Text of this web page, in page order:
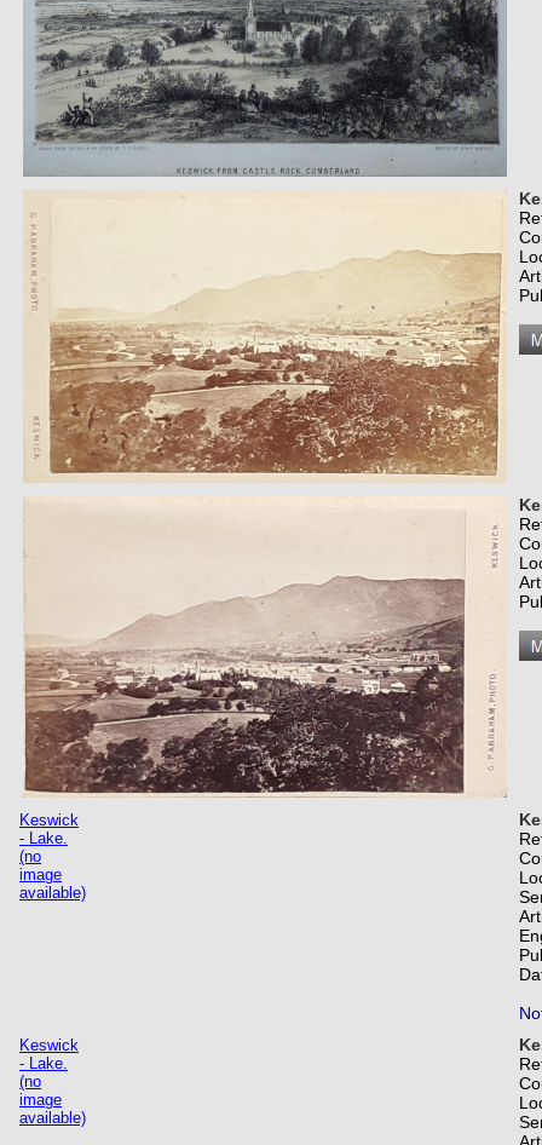
Keswick
- Lake.
(no
image
available)
Keswick
- Lake.
(no
image
available)